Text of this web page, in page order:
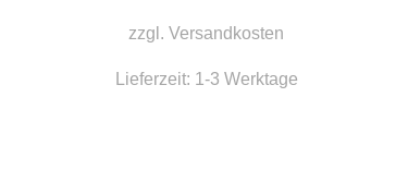
zzgl.Versandkosten
Lieferzeit: 1-3 Werktage